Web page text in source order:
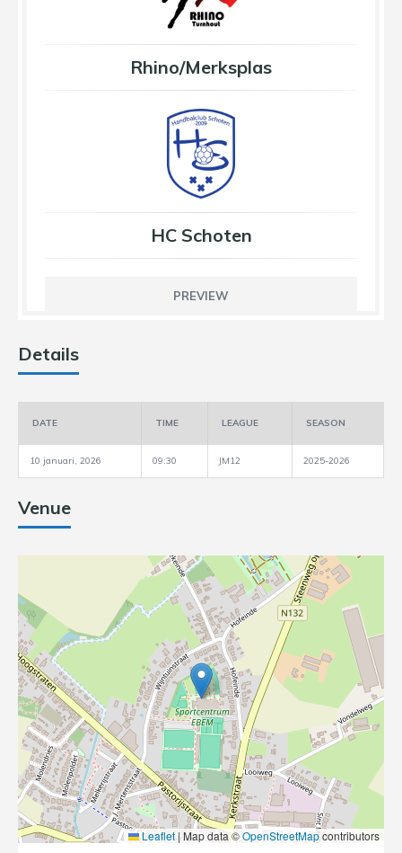
Rhino/Merksplas
HC Schoten
PREVIEW
Details
DATE TIME LEAGUE SEASON
10 januari, 2026 09:30 JM12 2025-2026
Venue
Leaflet|Map data ©OpenStreetMapcontributors